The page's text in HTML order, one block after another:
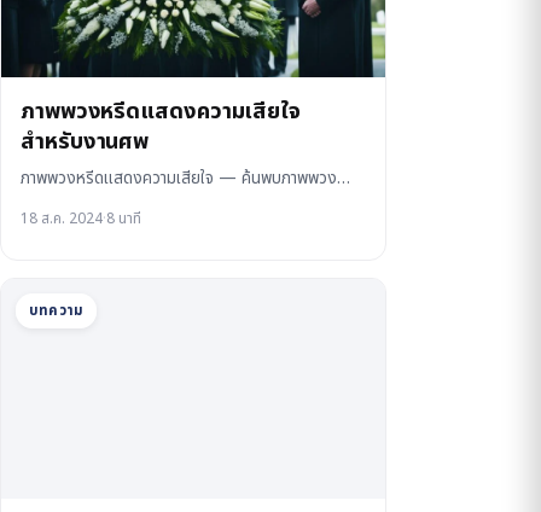
ภาพพวงหรีดแสดงความเสียใจ
สำหรับงานศพ
ภาพพวงหรีดแสดงความเสียใจ — ค้นพบภาพพวง…
18 ส.ค. 2024·8 นาที
บทความ